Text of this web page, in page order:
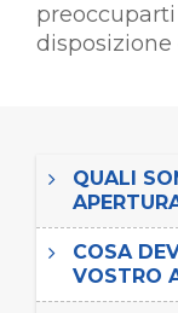
QUALI
COSA
VOSTRO